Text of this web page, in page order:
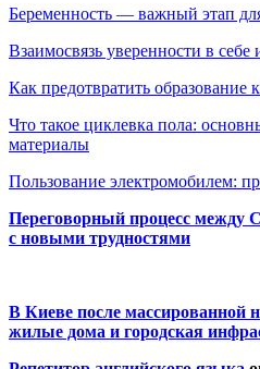
Беременность — важный этап
Взаимосвязь уверенности в
Как предотвратить образование
Что такое циклевка пола:
материалы
Пользование электромобилем:
Переговорный процесс
с новыми трудностями
В Киеве после массированной
жилые дома и городская